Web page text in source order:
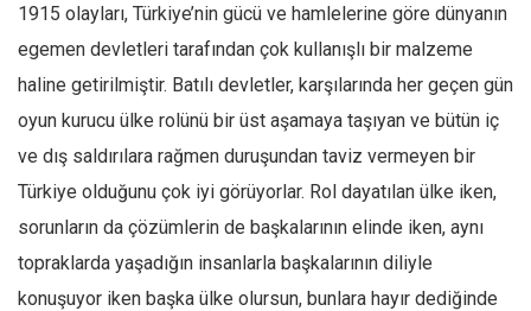
Gıda-Beslenme
Hayat
Türkiye
Siyaset
Afrika
1915 olayları, Türkiye’nin gücü ve hamlelerine göre dünyanın
egemen devletleri tarafından çok kullanışlı bir malzeme
haline getirilmiştir. Batılı devletler, karşılarında her geçen gün
oyun kurucu ülke rolünü bir üst aşamaya taşıyan ve bütün iç
ve dış saldırılara rağmen duruşundan taviz vermeyen bir
Türkiye olduğunu çok iyi görüyorlar. Rol dayatılan ülke iken,
sorunların da çözümlerin de başkalarının elinde iken, aynı
topraklarda yaşadığın insanlarla başkalarının diliyle
konuşuyor iken başka ülke olursun, bunlara hayır dediğinde